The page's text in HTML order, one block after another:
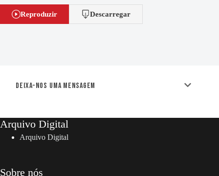
Reproduzir Descarregar
Deixa-nos uma mensagem
Arquivo Digital
Arquivo Digital
Sobre nós